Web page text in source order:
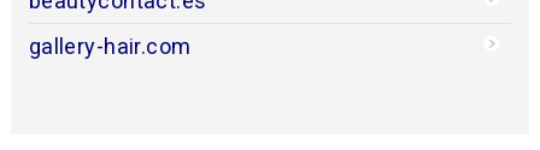
gallery-hair.com